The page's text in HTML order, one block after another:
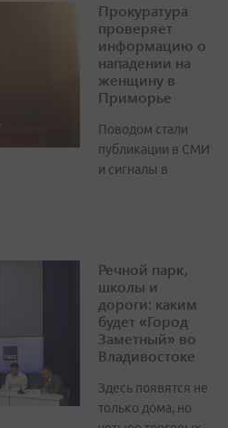
Прокуратура
проверяет
информацию о
нападении на
женщину в
Приморье
Поводом стали
публикации в СМИ
и сигналы в
Речной парк,
школы и
дороги: каким
будет «Город
Заметный» во
Владивостоке
Здесь появятся не
только дома, но